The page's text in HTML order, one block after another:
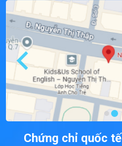
Chứng chỉ quốc tế